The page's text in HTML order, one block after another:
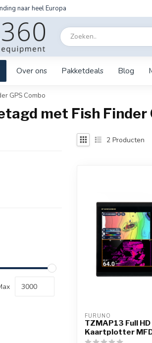
naar heel Europa
Over ons Pakketdeals Blog
GPS Combo
met Fish Finder
2 Producten
FURUNO
TZMAP13 Full HD
Kaartplotter